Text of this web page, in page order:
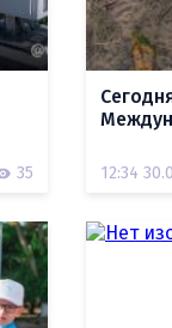
35 12:34